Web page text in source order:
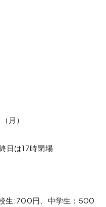
月）
日は17時閉場
生:700円、中学生：500